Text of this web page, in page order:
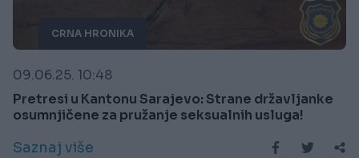
CRNA HRONIKA
09.06.25. 10:48
Pretresi u Kantonu Sarajevo: Strane državljanke
osumnjičene za pružanje seksualnih usluga!
Saznaj više